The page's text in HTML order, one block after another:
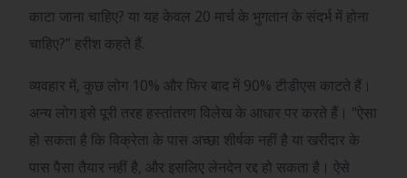
काटा जाना चाहिए? या यह केवल 20 मार्च के भुगतान के संदर्भ में होना
चाहिए?” हरीश कहते हैं.
व्यवहार में, कुछ लोग 10% और फिर बाद में 90% टीडीएस काटते हैं।
अन्य लोग इसे पूरी तरह हस्तांतरण विलेख के आधार पर करते हैं। “ऐसा
हो सकता है कि विक्रेता के पास अच्छा शीर्षक नहीं है या खरीदार के
पास पैसा तैयार नहीं है, और इसलिए लेनदेन रद्द हो सकता है। ऐसे